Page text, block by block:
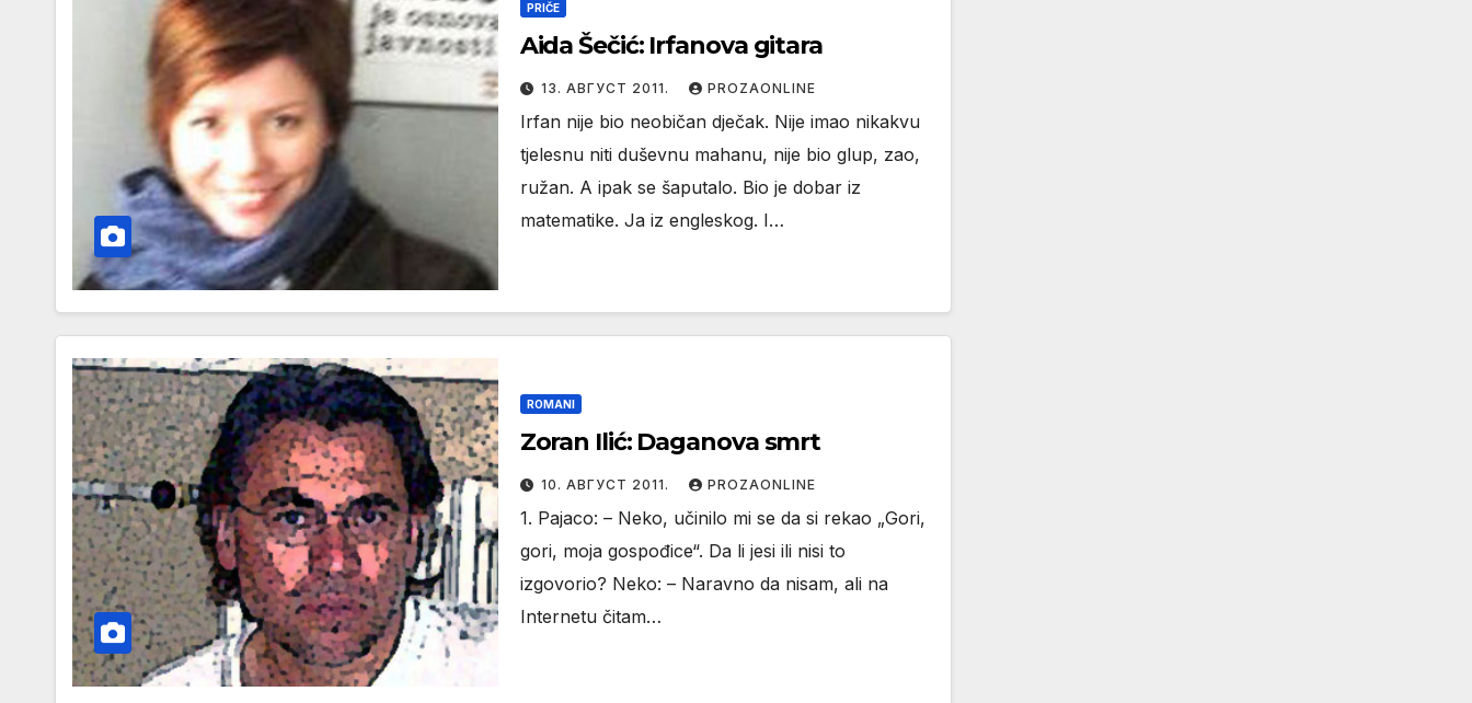
PRIČE
Aida Šečić: Irfanova gitara
13. АВГУСТ 2011. PROZAONLINE
Irfan nije bio neobičan dječak. Nije imao nikakvu
tjelesnu niti duševnu mahanu, nije bio glup, zao,
ružan. A ipak se šaputalo. Bio je dobar iz
matematike. Ja iz engleskog. I…
ROMANI
Zoran Ilić: Daganova smrt
10. АВГУСТ 2011. PROZAONLINE
1. Pajaco: – Neko, učinilo mi se da si rekao „Gori,
gori, moja gospođice“. Da li jesi ili nisi to
izgovorio? Neko: – Naravno da nisam, ali na
Internetu čitam…